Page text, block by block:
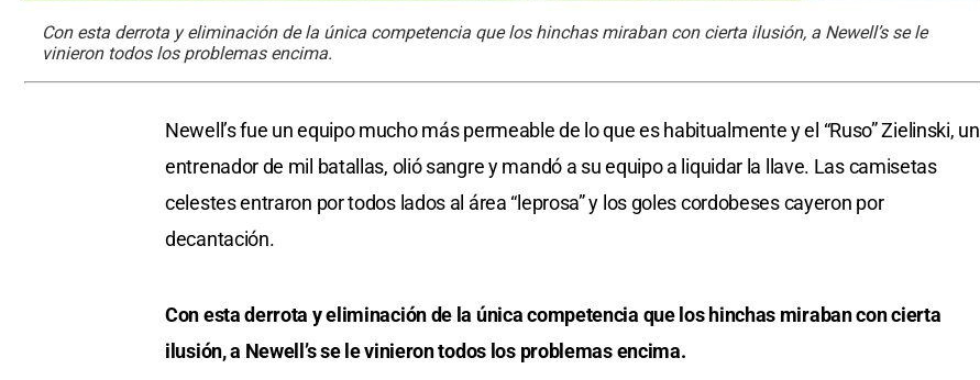
Con esta derrota y eliminación de la única competencia que los hinchas miraban con cierta ilusión, a Newell’s se le
vinieron todos los problemas encima.
Newell’s fue un equipo mucho más permeable de lo que es habitualmente y el “Ruso” Zielinski, un
entrenador de mil batallas, olió sangre y mandó a su equipo a liquidar la llave. Las camisetas
celestes entraron por todos lados al área “leprosa” y los goles cordobeses cayeron por
decantación.
Con esta derrota y eliminación de la única competencia que los hinchas miraban con cierta
ilusión, a Newell’s se le vinieron todos los problemas encima.